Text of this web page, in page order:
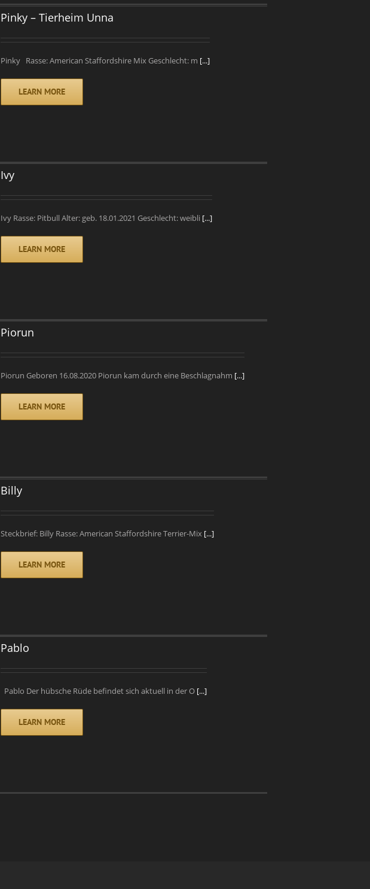
Pinky – Tierheim Unna
Pinky Rasse: American Staffordshire Mix Geschlecht: m [...]
LEARN MORE
Ivy
Ivy Rasse: Pitbull Alter: geb. 18.01.2021 Geschlecht: weibli [...]
LEARN MORE
Piorun
Piorun Geboren 16.08.2020 Piorun kam durch eine Beschlagnahm [...]
LEARN MORE
Billy
Steckbrief: Billy Rasse: American Staffordshire Terrier-Mix [...]
LEARN MORE
Pablo
Pablo Der hübsche Rüde befindet sich aktuell in der O [...]
LEARN MORE